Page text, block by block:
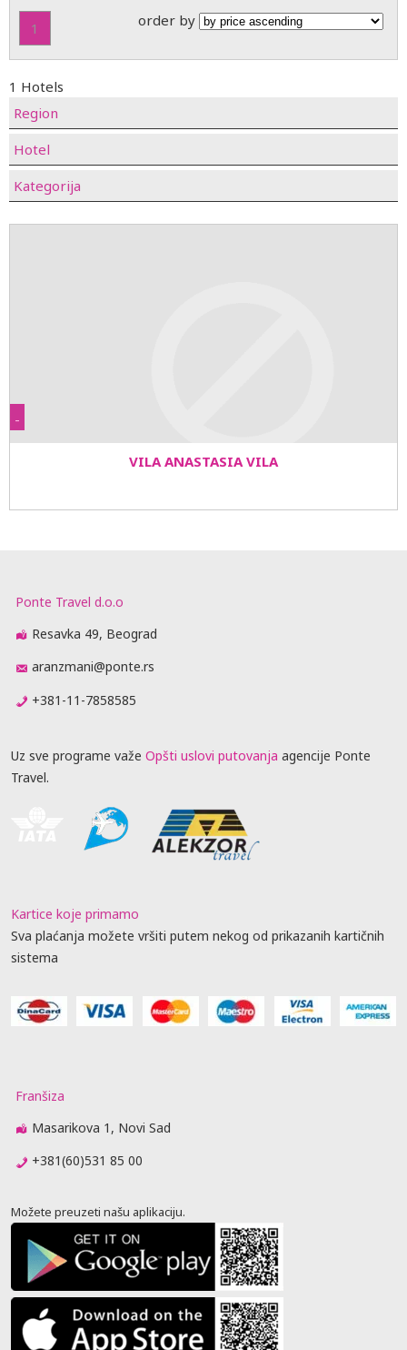
1 order by
1 Hotels
Region
Hotel
Kategorija
-
VILA ANASTASIA VILA
Ponte Travel d.o.o
Resavka 49, Beograd
aranzmani@ponte.rs
+381-11-7858585
Uz sve programe važe Opšti uslovi putovanja agencije Ponte
Travel.
Kartice koje primamo
Sva plaćanja možete vršiti putem nekog od prikazanih kartičnih
sistema
Franšiza
Masarikova 1, Novi Sad
+381(60)531 85 00
Možete preuzeti našu aplikaciju.